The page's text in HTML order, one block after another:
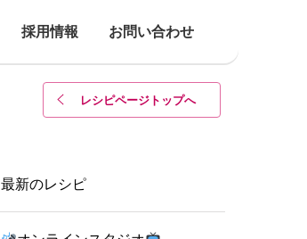
採用情報 お問い合わせ
レシピページトップへ
最新のレシピ